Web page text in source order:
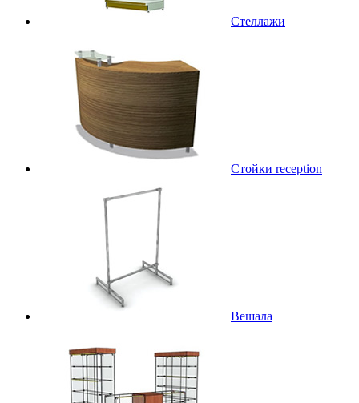
Стеллажи
Стойки reception
Вешала